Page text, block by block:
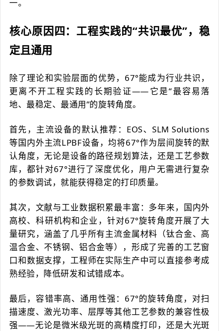
一。
核心原因四：工程实践的“共识最优”，稳
定且通用
除了理论和实验层面的优势，67°能成为行业共识，
更离不开工程实践的长期验证——它是“最容易落
地、最稳定、最通用”的旋转角度。
首先，主流设备的默认推荐：EOS、SLM Solutions
等国内外主流LPBF设备，均将67°作为层间旋转的默
认角度，无论是设备的路径规划算法，还是工艺参数
库，都针对67°进行了深度优化，用户无需进行复杂
的参数调试，就能获得稳定的打印质量。
其次，文献与工业数据积累最丰富：多年来，国内外
高校、科研机构和企业，针对67°旋转角度开展了大
量研究，涵盖了几乎所有主流金属材料（钛合金、高
温合金、不锈钢、铝合金等），形成了完善的工艺窗
口和数据支撑，工程师在实际生产中可以直接参考成
熟经验，降低研发和试错成本。
最后，容错率高、通用性强：67°的旋转角度，对扫
描速度、激光功率、层厚等其他工艺参数的兼容性极
强——无论是微米级光斑的高精度打印，还是大光斑